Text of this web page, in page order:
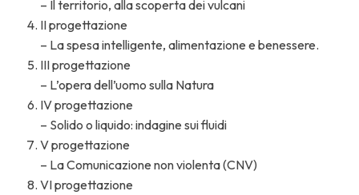
– Il territorio, alla scoperta dei vulcani
II progettazione
– La spesa intelligente, alimentazione e benessere.
III progettazione
– L’opera dell’uomo sulla Natura
IV progettazione
– Solido o liquido: indagine sui fluidi
V progettazione
– La Comunicazione non violenta (CNV)
VI progettazione